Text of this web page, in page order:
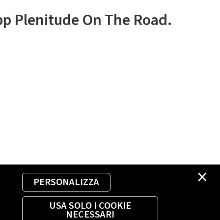
×
PERSONALIZZA
USA SOLO I COOKIE
NECESSARI
Plenitude On The Road.